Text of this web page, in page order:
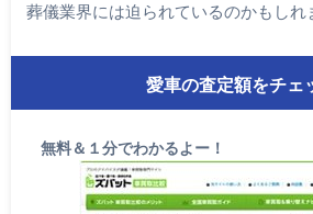
葬儀業界には迫られているのかもしれ
愛車の査定額をチェ
無料＆１分でわかるよー！